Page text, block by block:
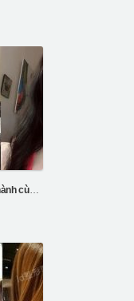
Bệnh viện ID HOSPITAL đồng hành cùng sự thay đổi của Kayla’s FFS